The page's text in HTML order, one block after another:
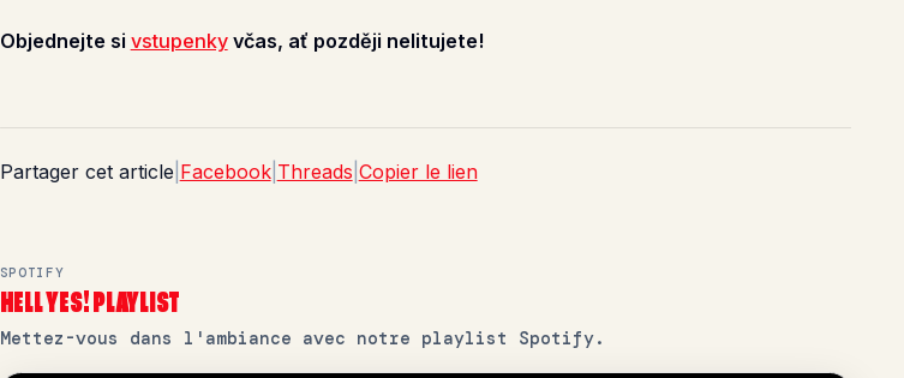
Objednejte si vstupenkyvčas, ať později nelitujete!
Partager cet article Facebook| Threads Copier le lien
SPOTIFY
HELL YES! PLAYLIST
Mettez-vous dans l'ambiance avec notre playlist Spotify.